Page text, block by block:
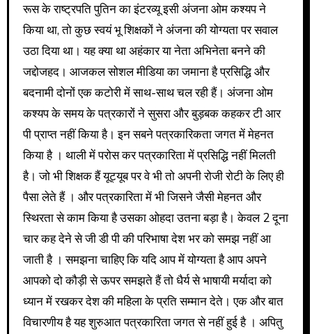
रूस के राष्ट्रपति पुतिन का इंटरव्यू इसी अंजना ओम कश्यप ने
किया था, तो कुछ स्वयं भू शिक्षकों ने अंजना की योग्यता पर सवाल
उठा दिया था। यह क्या था अहंकार या नेता अभिनेता बनने की
जद्दोजहद। आजकल सोशल मीडिया का जमाना है प्रसिद्धि और
बदनामी दोनों एक कटोरी में साथ-साथ चल रही हैं। अंजना ओम
कश्यप के समय के पत्रकारों ने सुसरा और बुड़बक कहकर टी आर
पी प्राप्त नहीं किया है। इन सबने पत्रकारिकता जगत में मेहनत
किया है । थाली में परोस कर पत्रकारिता में प्रसिद्धि नहीं मिलती
है। जो भी शिक्षक हैं यूट्यूब पर वे भी तो अपनी रोजी रोटी के लिए ही
पैसा लेते हैं । और पत्रकारिता में भी जिसने जैसी मेहनत और
स्थिरता से काम किया है उसका ओहदा उतना बड़ा है। केवल 2 दूना
चार कह देने से जी डी पी की परिभाषा देश भर को समझ नहीं आ
जाती है । समझना चाहिए कि यदि आप में योग्यता है आप अपने
आपको दो कौड़ी से ऊपर समझते हैं तो धैर्य से भाषायी मर्यादा को
ध्यान में रखकर देश की महिला के प्रति सम्मान देते। एक और बात
विचारणीय है यह शुरुआत पत्रकारिता जगत से नहीं हुई है । अपितु